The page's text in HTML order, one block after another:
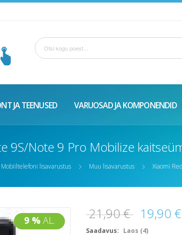
JA TEENUSED VARUOSAD JA KOMPONENDID
9S/Note 9 Pro Mobilize
Mobiiltelefoni lisavarustus Muu lisavarustus Xiaomi
9 % AL. 21,90 € 19,90 €
Saadavus: Laos (4)